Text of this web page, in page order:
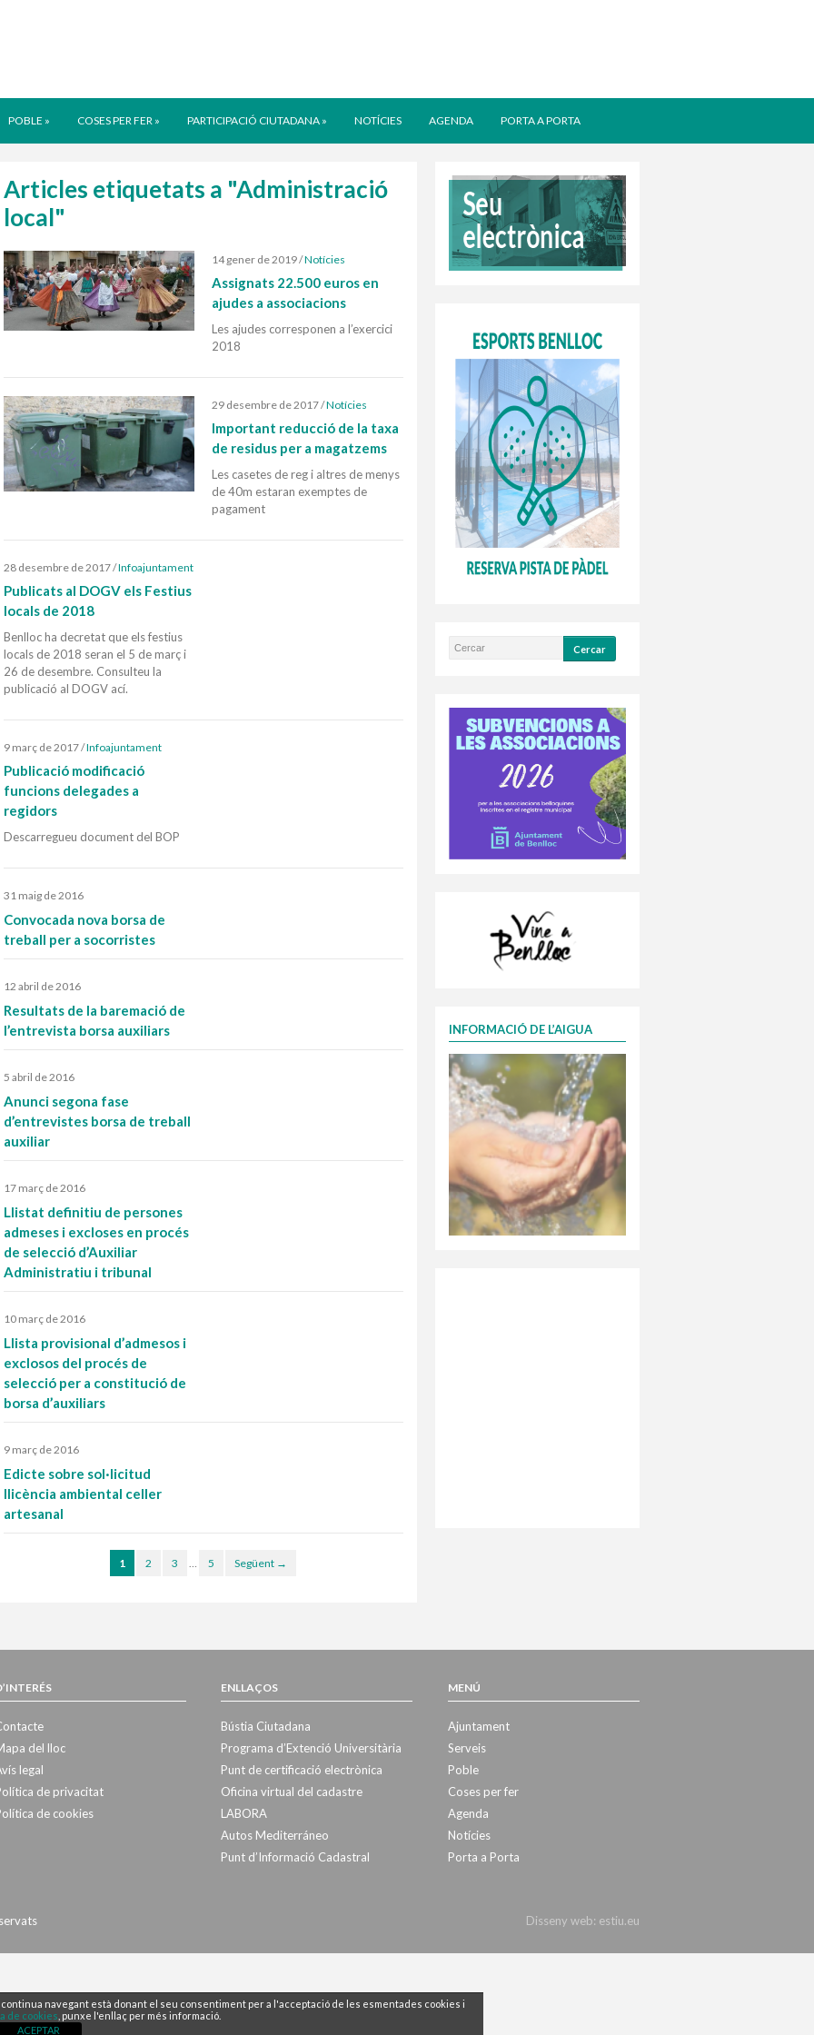
POBLE » COSES PER FER » PARTICIPACIÓ CIUTADANA » NOTÍCIES AGENDA PORTA A PORTA
Articles etiquetats a "Administració
local"
14 gener de 2019/Notícies
Assignats 22.500 euros en
ajudes a associacions
Les ajudes corresponen a l’exercici
2018
29 desembre de 2017/Notícies
Important reducció de la taxa
de residus per a magatzems
Les casetes de reg i altres de menys
de 40m estaran exemptes de
pagament
28 desembre de 2017/Infoajuntament
Publicats al DOGV els Festius
locals de 2018
Benlloc ha decretat que els festius
locals de 2018 seran el 5 de març i
26 de desembre. Consulteu la
publicació al DOGV ací.
9 març de 2017/Infoajuntament
Publicació modificació
funcions delegades a
regidors
Descarregueu document del BOP
31 maig de 2016
Convocada nova borsa de
treball per a socorristes
12 abril de 2016
Resultats de la baremació de
l’entrevista borsa auxiliars
5 abril de 2016
Anunci segona fase
d’entrevistes borsa de treball
auxiliar
17 març de 2016
Llistat definitiu de persones
admeses i excloses en procés
de selecció d’Auxiliar
Administratiu i tribunal
10 març de 2016
Llista provisional d’admesos i
exclosos del procés de
selecció per a constitució de
borsa d’auxiliars
9 març de 2016
Edicte sobre sol·licitud
llicència ambiental celler
artesanal
1 2 3 … 5 Següent →
INFORMACIÓ DE L’AIGUA
del lloc
legal
de privacitat
de cookies
ENLLAÇOS
Bústia Ciutadana
Programa d’Extenció Universitària
Punt de certificació electrònica
Oficina virtual del cadastre
LABORA
Autos Mediterráneo
Punt d’Informació Cadastral
MENÚ
Ajuntament
Serveis
Poble
Coses per fer
Agenda
Notícies
Porta a Porta
Disseny web: estiu.eu
navegant està donant el seu consentiment per a l'acceptació de les esmentades cookies i
de cookies , punxe l'enllaç per més informació.
ACEPTAR